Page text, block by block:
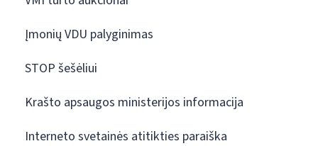
Įmonių VDU palyginimas
STOP šešėliui
Krašto apsaugos ministerijos informacija
Interneto svetainės atitikties paraiška